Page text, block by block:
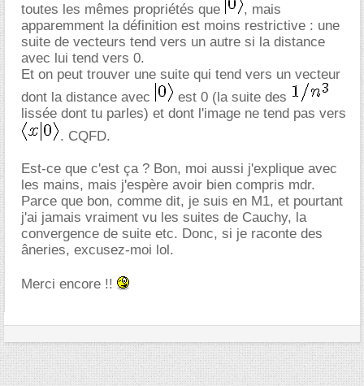
toutes les mêmes propriétés que
, mais
apparemment la définition est moins restrictive : une
suite de vecteurs tend vers un autre si la distance
avec lui tend vers 0.
Et on peut trouver une suite qui tend vers un vecteur
dont la distance avec
est 0 (la suite des
lissée dont tu parles) et dont l'image ne tend pas vers
. CQFD.
Est-ce que c'est ça ? Bon, moi aussi j'explique avec
les mains, mais j'espère avoir bien compris mdr.
Parce que bon, comme dit, je suis en M1, et pourtant
j'ai jamais vraiment vu les suites de Cauchy, la
convergence de suite etc. Donc, si je raconte des
neries, excusez-moi lol.
Merci encore !!